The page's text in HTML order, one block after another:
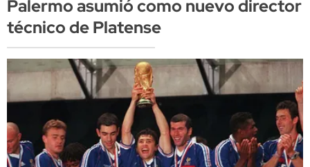
Palermo asumió como nuevo director
técnico de Platense